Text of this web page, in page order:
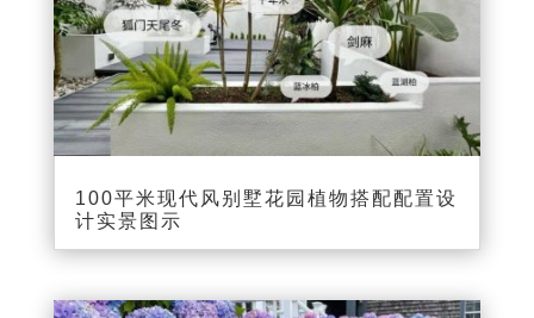
100平米现代风别墅花园植物搭配配置设
计实景图示